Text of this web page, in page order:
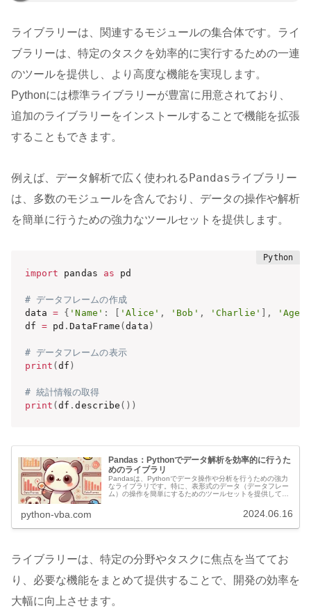
ライブラリーは、関連するモジュールの集合体です。ライ
ブラリーは、特定のタスクを効率的に実行するための一連
のツールを提供し、より高度な機能を実現します。
Pythonには標準ライブラリーが豊富に用意されており、
追加のライブラリーをインストールすることで機能を拡張
することもできます。
例えば、データ解析で広く使われるPandasライブラリー
は、多数のモジュールを含んでおり、データの操作や解析
を簡単に行うための強力なツールセットを提供します。
import pandas as pd
# データフレームの作成
data = { 'Name' : [ 'Alice' , 'Bob' , 'Charlie' ] , 'Age'
df = pd .DataFrame (data )
# データフレームの表示
print (df )
# 統計情報の取得
print (df .describe ( ) )
Pandas：Pythonでデータ解析を効率的に行うた
めのライブラリ
Pandasは、Pythonでデータ操作や分析を行うための強力
なライブラリです。特に、表形式のデータ（データフレー
ム）の操作を簡単にするためのツールセットを提供してい
python-vba.com 2024.06.16
ライブラリーは、特定の分野やタスクに焦点を当ててお
り、必要な機能をまとめて提供することで、開発の効率を
大幅に向上させます。